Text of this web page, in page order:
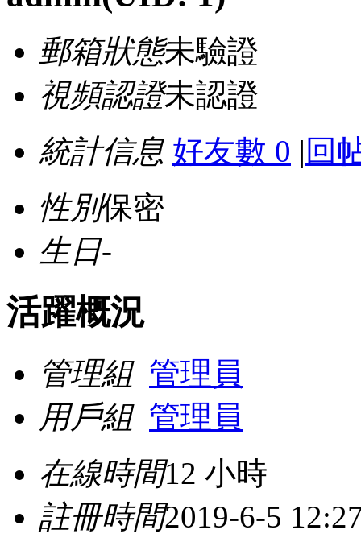
郵箱狀態未驗證
視頻認證未認證
統計信息 好友數 0 | 回
性別保密
生日-
活躍概況
管理組 管理員
用戶組 管理員
在線時間12 小時
註冊時間2019-6-5